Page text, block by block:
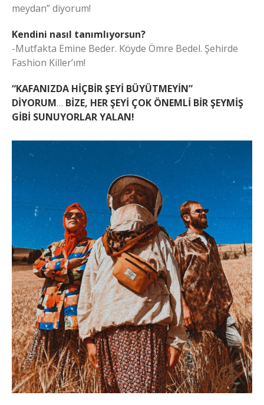
meydan” diyorum!
Kendini nasıl tanımlıyorsun?
-Mutfakta Emine Beder. Köyde Ömre Bedel. Şehirde
Fashion Killer’ım!
“KAFANIZDA HİÇBİR ŞEYİ BÜYÜTMEYİN”
DİYORUM… BİZE, HER ŞEYİ ÇOK ÖNEMLİ BİR ŞEYMİŞ
GİBİ SUNUYORLAR YALAN!